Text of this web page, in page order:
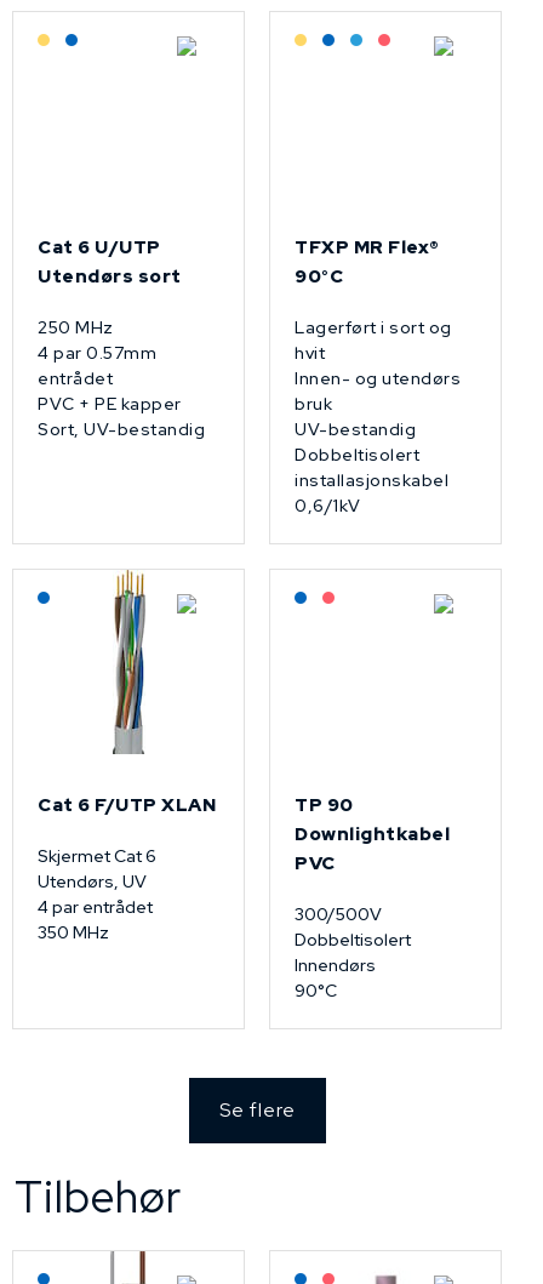
Lagerført: Grossist
Lagerført: NEK Kabel
Cat 6 U/UTP
Utendørs sort
250 MHz
4 par 0.57mm
entrådet
PVC + PE kapper
Sort, UV-bestandig
Lagerført: Grossist
Lagerført: NEK Kabel
Bestilling: 2-3 uker
På forespørsel
TFXP MR Flex®
90°C
Lagerført i sort og
hvit
Innen- og utendørs
bruk
UV-bestandig
Dobbeltisolert
installasjonskabel
0,6/1kV
Lagerført: NEK Kabel
Cat 6 F/UTP XLAN
Skjermet Cat 6
Utendørs, UV
4 par entrådet
350 MHz
Lagerført: NEK Kabel
På forespørsel
TP 90
Downlightkabel
PVC
300/500V
Dobbeltisolert
Innendørs
90°C
Se flere
Tilbehør
Lagerført: NEK Kabel Lagerført: NEK Kabel
På forespørsel